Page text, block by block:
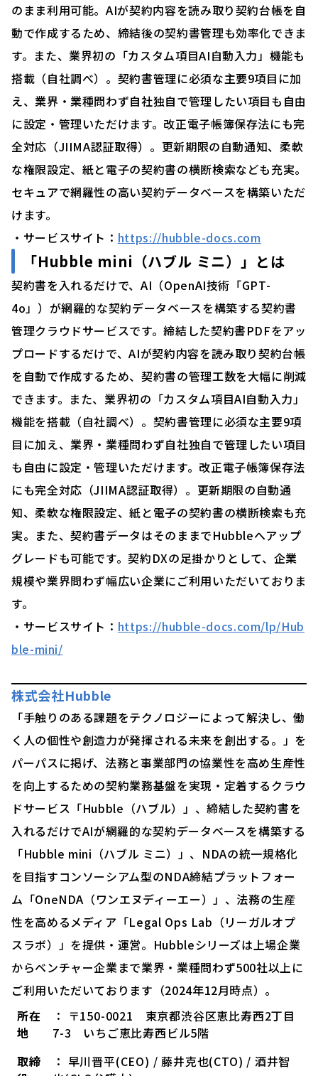
のまま利用可能。AIが契約内容を読み取り契約台帳を自
動で作成するため、締結後の契約書管理も効率化できま
す。また、業界初の「カスタム項目AI自動入力」機能も
搭載（自社調べ）。契約書管理に必須な主要9項目に加
え、業界・業種問わず自社独自で管理したい項目も自由
に設定・管理いただけます。改正電子帳簿保存法にも完
全対応（JIIMA認証取得）。更新期限の自動通知、柔軟
な権限設定、紙と電子の契約書の横断検索なども充実。
セキュアで網羅性の高い契約データベースを構築いただ
けます。
・サービスサイト： https://hubble-docs.com
「Hubble mini（ハブル ミニ）」とは
契約書を入れるだけで、AI（OpenAI技術「GPT-
4o」）が網羅的な契約データベースを構築する契約書
管理クラウドサービスです。締結した契約書PDFをアッ
プロードするだけで、AIが契約内容を読み取り契約台帳
を自動で作成するため、契約書の管理工数を大幅に削減
できます。また、業界初の「カスタム項目AI自動入力」
機能を搭載（自社調べ）。契約書管理に必須な主要9項
目に加え、業界・業種問わず自社独自で管理したい項目
も自由に設定・管理いただけます。改正電子帳簿保存法
にも完全対応（JIIMA認証取得）。更新期限の自動通
知、柔軟な権限設定、紙と電子の契約書の横断検索も充
実。また、契約書データはそのままでHubbleへアップ
グレードも可能です。契約DXの足掛かりとして、企業
規模や業界問わず幅広い企業にご利用いただいておりま
す。
・サービスサイト： https://hubble-docs.com/lp/Hub
ble-mini/
株式会社Hubble
「手触りのある課題をテクノロジーによって解決し、働
く人の個性や創造力が発揮される未来を創出する。」を
パーパスに掲げ、法務と事業部門の協業性を高め生産性
を向上するための契約業務基盤を実現・定着するクラウ
ドサービス「Hubble（ハブル）」、締結した契約書を
入れるだけでAIが網羅的な契約データベースを構築する
「Hubble mini（ハブル ミニ）」、NDAの統一規格化
を目指すコンソーシアム型のNDA締結プラットフォー
ム「OneNDA（ワンエヌディーエー）」、法務の生産
性を高めるメディア「Legal Ops Lab（リーガルオプ
スラボ）」を提供・運営。Hubbleシリーズは上場企業
からベンチャー企業まで業界・業種問わず500社以上に
ご利用いただいております（2024年12月時点）。
所在
地
： 〒150-0021 東京都渋谷区恵比寿西2丁目
7-3 いちご恵比寿西ビル5階
取締
： 早川晋平(CEO) / 藤井克也(CTO) / 酒井智